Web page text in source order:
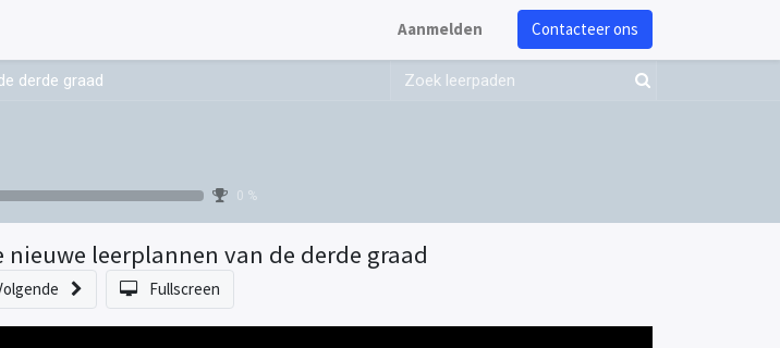
Aanmelden Contacteer ons
derde graad
0 %
leerplannen van de derde graad
Fullscreen